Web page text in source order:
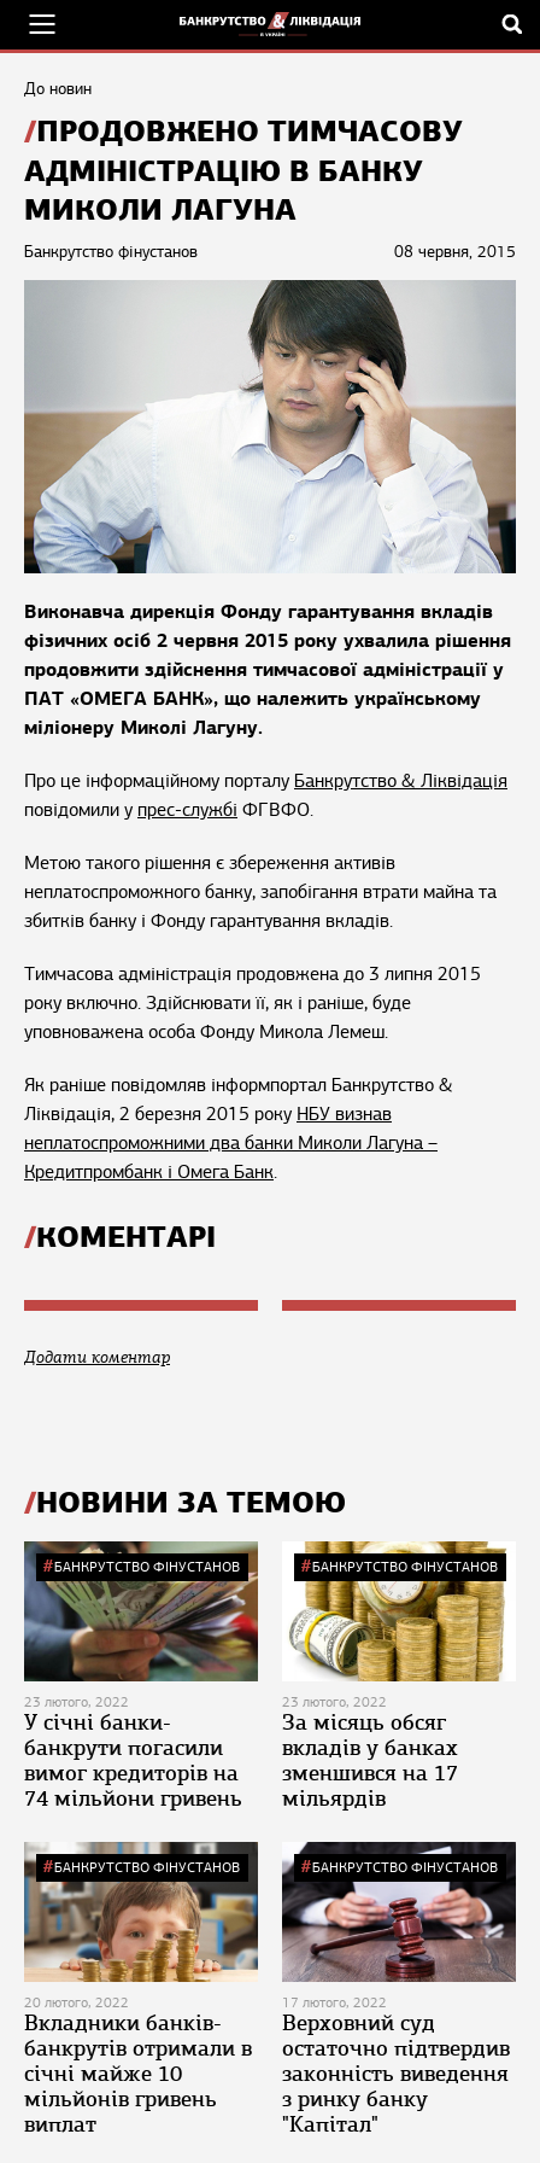
До новин
ПРОДОВЖЕНО ТИМЧАСОВУ
АДМІНІСТРАЦІЮ В БАНКУ
МИКОЛИ ЛАГУНА
08 червня, 2015
Банкрутство фінустанов
Виконавча дирекція Фонду гарантування вкладів
фізичних осіб 2 червня 2015 року ухвалила рішення
продовжити здійснення тимчасової адміністрації у
ПАТ «ОМЕГА БАНК», що належить українському
міліонеру Миколі Лагуну.
Про це інформаційному порталу Банкрутство & Ліквідація
повідомили у прес-службі ФГВФО.
Метою такого рішення є збереження активів
неплатоспроможного банку, запобігання втрати майна та
збитків банку і Фонду гарантування вкладів.
Тимчасова адміністрація продовжена до 3 липня 2015
року включно. Здійснювати її, як і раніше, буде
уповноважена особа Фонду Микола Лемеш.
Як раніше повідомляв інформпортал Банкрутство &
Ліквідація, 2 березня 2015 року НБУ визнав
неплатоспроможними два банки Миколи Лагуна –
Кредитпромбанк і Омега Банк.
КОМЕНТАРІ
Додати коментар
НОВИНИ ЗА ТЕМОЮ
БАНКРУТСТВО ФІНУСТАНОВ
23 лютого, 2022
У січні банки-
банкрути погасили
вимог кредиторів на
74 мільйони гривень
БАНКРУТСТВО ФІНУСТАНОВ
23 лютого, 2022
За місяць обсяг
вкладів у банках
зменшився на 17
мільярдів
БАНКРУТСТВО ФІНУСТАНОВ
20 лютого, 2022
Вкладники банків-
банкрутів отримали в
січні майже 10
мільйонів гривень
виплат
БАНКРУТСТВО ФІНУСТАНОВ
17 лютого, 2022
Верховний суд
остаточно підтвердив
законність виведення
з ринку банку
"Капітал"